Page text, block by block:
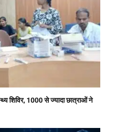
शिविर, 1000 से ज्यादा छात्राओं ने